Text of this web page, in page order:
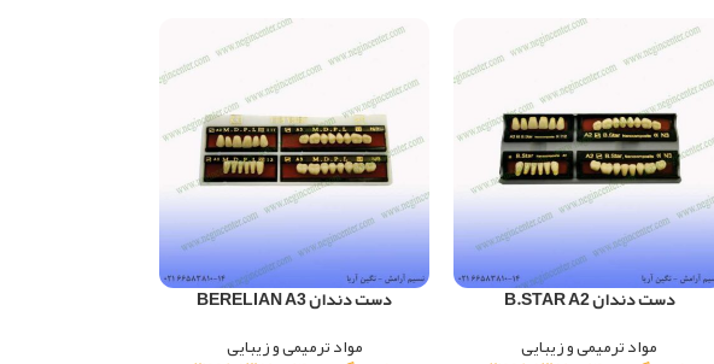
دست دندان B.STAR A2
مواد ترمیمی و زیبایی
دست دندان BERELIAN A3
مواد ترمیمی و زیبایی